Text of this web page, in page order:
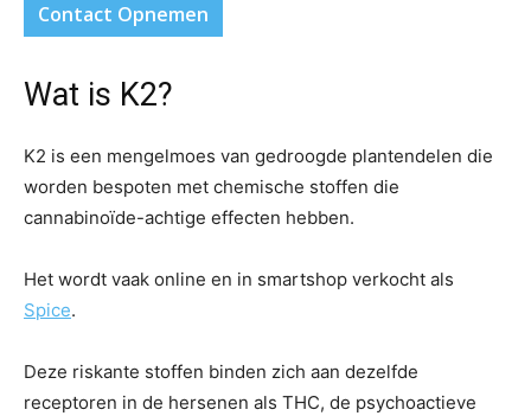
Contact Opnemen
Wat is K2?
K2 is een mengelmoes van gedroogde plantendelen die
worden bespoten met chemische stoffen die
cannabinoïde-achtige effecten hebben.
Het wordt vaak online en in smartshop verkocht als
Spice.
Deze riskante stoffen binden zich aan dezelfde
receptoren in de hersenen als THC, de psychoactieve